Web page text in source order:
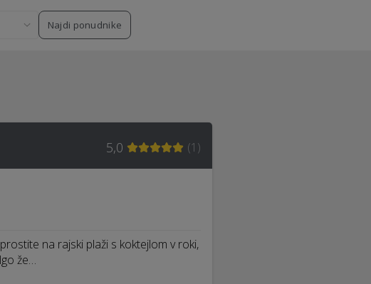
Najdi ponudnike
5,0 (1 )
na rajski plaži s koktejlom v roki,
že…